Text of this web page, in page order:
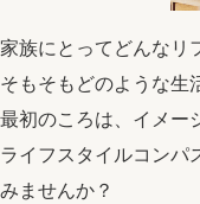
家族にとってどんなリ
そもそもどのような生
最初のころは、イメー
ライフスタイルコンパ
みませんか？